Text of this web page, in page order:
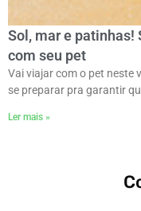
Sol, mar e patinhas!
com seu pet
Vai viajar com o pet neste
se preparar pra garantir
Ler mais »